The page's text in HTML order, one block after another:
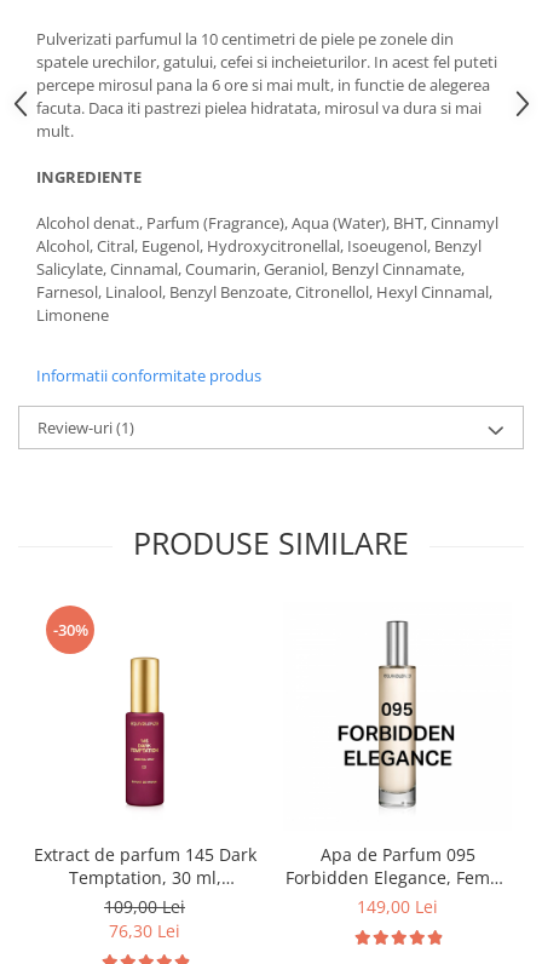
Pulverizati parfumul la 10 centimetri de piele pe zonele din
spatele urechilor, gatului, cefei si incheieturilor. In acest fel puteti
percepe mirosul pana la 6 ore si mai mult, in functie de alegerea
facuta. Daca iti pastrezi pielea hidratata, mirosul va dura si mai
mult.
INGREDIENTE
Alcohol denat., Parfum (Fragrance), Aqua (Water), BHT, Cinnamyl
Alcohol, Citral, Eugenol, Hydroxycitronellal, Isoeugenol, Benzyl
Salicylate, Cinnamal, Coumarin, Geraniol, Benzyl Cinnamate,
Farnesol, Linalool, Benzyl Benzoate, Citronellol, Hexyl Cinnamal,
Limonene
Informatii conformitate produs
Review-uri(1)
PRODUSE SIMILARE
-30%
Extract de parfum 145 Dark
Temptation, 30 ml,
Equivalenza
109,00 Lei
76,30 Lei
Apa de Parfum 095
Forbidden Elegance, Femei,
100 ml, Equivalenza
149,00 Lei